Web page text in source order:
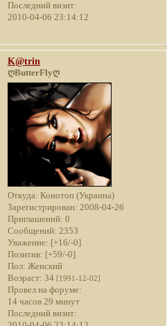
Последний визит:
2010-04-06 23:14:12
K@trin
ღButterFlyღ
Откуда: Конотоп (Украина)
Зарегистрирован: 2008-04-26
Приглашений: 0
Сообщений: 2353
Уважение: [+16/-0]
Позитив: [+59/-0]
Пол: Женский
Возраст: 34 [1991-12-02]
Провел на форуме:
14 часов 29 минут
Последний визит: